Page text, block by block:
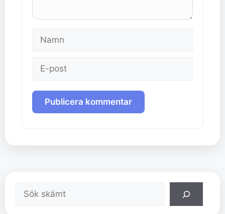
Namn
Sök